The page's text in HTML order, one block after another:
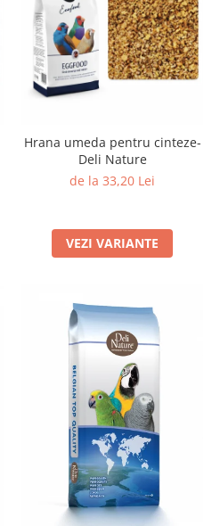
Hrana umeda pentru cinteze-
Deli Nature
de la 33,20 Lei
VEZI VARIANTE